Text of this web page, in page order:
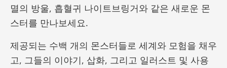
멸의 방울, 흡혈귀 나이트브링거와 같은 새로운 몬
스터를 만나보세요.
제공되는 수백 개의 몬스터들로 세계와 모험을 채우
고, 그들의 이야기, 삽화, 그리고 일러스트 및 사용